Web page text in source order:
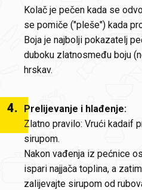
Kolač je pečen kada se
se pomiče ("pleše") kada
Boja je najbolji pokazatelj
duboku zlatnosmeđu boju
hrskav.
4.
Prelijevanje i hlađenje:
Zlatno pravilo: Vrući kadaif
sirupom.
Nakon vađenja iz pećnice
ispari najjača toplina, a
zalijevajte sirupom od